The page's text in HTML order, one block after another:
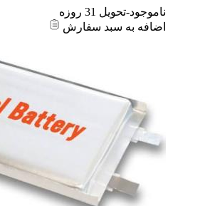
ناموجود-تحویل 31 روزه
اضافه به سبد سفارش